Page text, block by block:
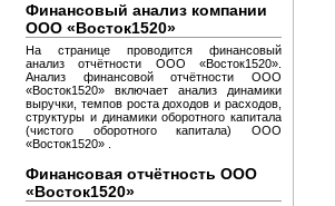
Финансовый анализ компании
ООО «Восток1520»
На странице проводится финансовый
анализ отчётности ООО «Восток1520».
Анализ финансовой отчётности ООО
«Восток1520» включает анализ динамики
выручки, темпов роста доходов и расходов,
структуры и динамики оборотного капитала
(чистого оборотного капитала) ООО
«Восток1520» .
Финансовая отчётность ООО
«Восток1520»